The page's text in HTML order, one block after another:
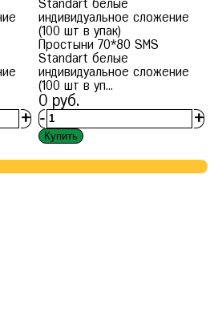
+
Простыни 70*80 SMS
Standart белые
индивидуальное сложение
(100 шт в уп...
0руб.
-
+
Купить